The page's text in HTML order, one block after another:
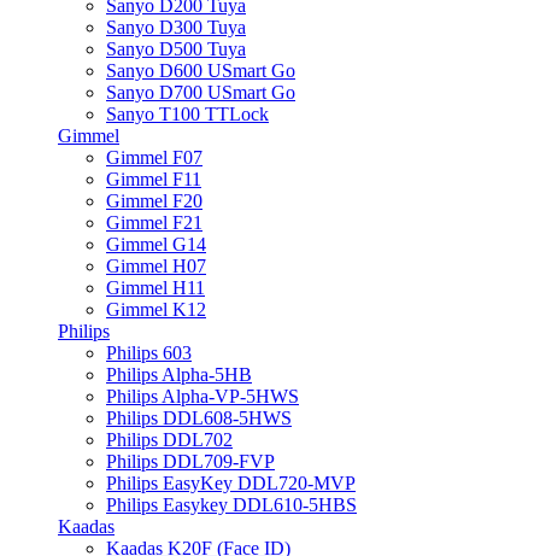
Sanyo D200 Tuya
Sanyo D300 Tuya
Sanyo D500 Tuya
Sanyo D600 USmart Go
Sanyo D700 USmart Go
Sanyo T100 TTLock
Gimmel
Gimmel F07
Gimmel F11
Gimmel F20
Gimmel F21
Gimmel G14
Gimmel H07
Gimmel H11
Gimmel K12
Philips
Philips 603
Philips Alpha-5HB
Philips Alpha-VP-5HWS
Philips DDL608-5HWS
Philips DDL702
Philips DDL709-FVP
Philips EasyKey DDL720-MVP
Philips Easykey DDL610-5HBS
Kaadas
Kaadas K20F (Face ID)